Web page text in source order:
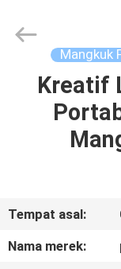
RUMAH
PRODUK
KAMI
Pets2Go
Trading
Mangkuk
Kreatif
Tempat asal:
Nama merek: